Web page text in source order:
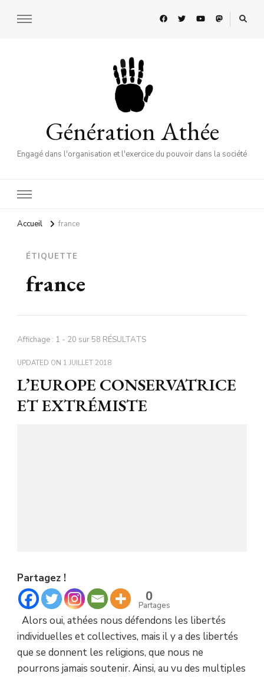
Génération Athée
Engagé dans l'organisation et l'exercice du pouvoir dans la société
Accueil france
ÉTIQUETTE
france
Affichage : 1 - 20 sur 58 RÉSULTATS
UPDATED ON 1 JUILLET 2018
L’EUROPE CONSERVATRICE
ET EXTRÉMISTE
Partagez !
0
Partages
Alors oui, athées nous défendons les libertés
individuelles et collectives, mais il y a des libertés
que se donnent les religions, que nous ne
pourrons jamais soutenir. Ainsi, au vu des multiples